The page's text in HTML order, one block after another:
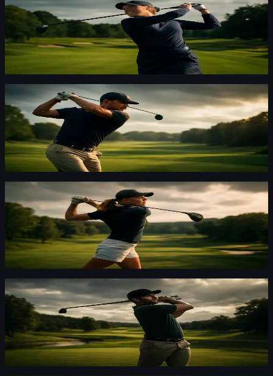
Kajsa Arwefjäll bäst av svenskarna i AIG
Women’s Open
Kajsa leder den svenska truppen i AIG Women’s Open.
Pontus och Jesper klarade inte Rocket Classic-kvalet.
ByOskar Nylund·5 d sedan
Starkt andra varv räckte inte — Svensson
missar cut
Svensson levererade 66 i andra rundan, men det räckte
inte. Missad cut i Detroit hotar hans FedEx Cup-position.
ByMaja Forsberg 6 d sedan
Bogeyfritt 69 för Arwefjäll — rusade upp i
Women's Open
Arwefjäll gick bogeyfritt 69 och klättrade 33 placeringar.
Jag såg en spelare som börjar dra nytta av stora
Golf·ByLars "Lansen" Kallström 6 d sedan
Nya pengar till LIV Golf kan förändra golfen på
allvar
New York Post rapporterar att LIV hittat nya pengar. Det
här kan bli startskottet på nåt större.